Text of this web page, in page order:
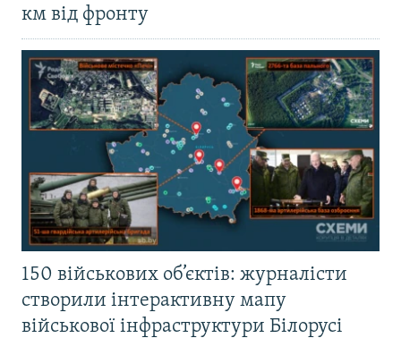
км від фронту
150 військових об’єктів: журналісти
створили інтерактивну мапу
військової інфраструктури Білорусі